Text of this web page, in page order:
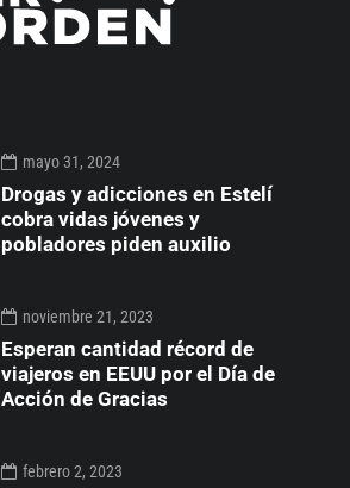
mayo 31, 2024
Drogas y adicciones en Estelí
cobra vidas jóvenes y
pobladores piden auxilio
noviembre 21, 2023
Esperan cantidad récord de
viajeros en EEUU por el Día de
Acción de Gracias
febrero 2, 2023